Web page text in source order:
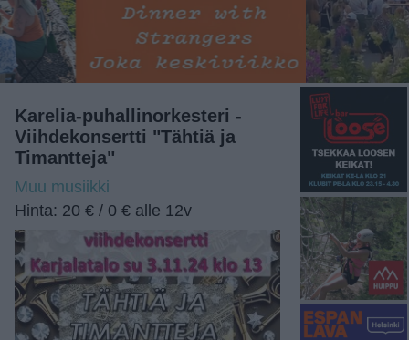
Karelia-puhallinorkesteri -
Viihdekonsertti "Tähtiä ja
Timantteja"
Muu musiikki
Hinta: 20 € / 0 € alle 12v